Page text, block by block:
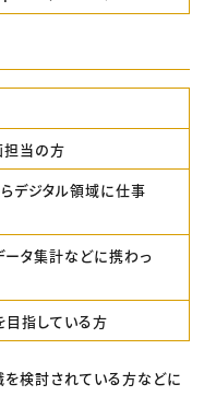
担当の方
デジタル領域に仕事
ータ集計などに携わっ
目指している方
検討されている方などに